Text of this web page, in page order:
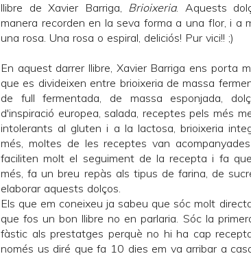
llibre de Xavier Barriga, Brioixeria. Aquests
manera recorden en la seva forma a una flor, i a
una rosa. Una rosa o espiral, deliciós! Pur vici!! ;)
En aquest darrer llibre, Xavier Barriga ens porta
que es divideixen entre brioixeria de massa
de full fermentada, de massa esponjada,
d'inspiració europea, salada, receptes pels més
intolerants al gluten i a la lactosa, brioixeria
més, moltes de les receptes van
faciliten molt el seguiment de la recepta i fa
més, fa un breu repàs als tipus de farina, de
elaborar aquests dolços.
Els que em coneixeu ja sabeu que sóc molt
que fos un bon llibre no en parlaria. Sóc la
fàstic als prestatges perquè no hi ha cap
només us diré que fa 10 dies em va arribar a